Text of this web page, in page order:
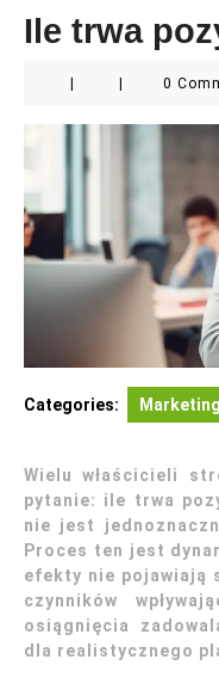
Ile trwa
0
Categories: Marketing
Wielu właścicieli
pytanie: ile trwa
nie jest
Proces ten jest
efekty nie pojawiają
czynników
osiągnięcia
dla realistycznego